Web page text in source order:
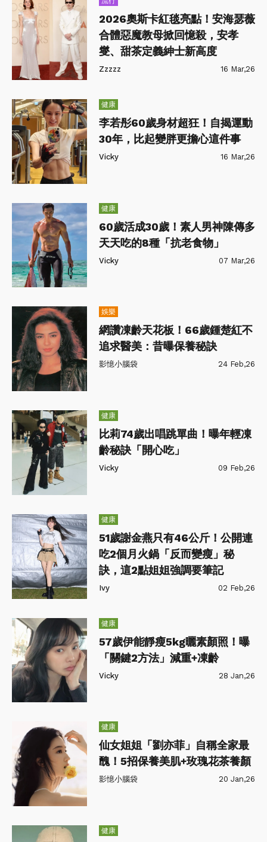
2026奧斯卡紅毯亮點！安海瑟薇
合體惡魔教母掀回憶殺，安孝
燮、甜茶定義紳士新高度
Zzzzz 16 Mar,26
健康
李若彤60歲身材超狂！自揭運動
30年，比起變胖更擔心這件事
Vicky 16 Mar,26
健康
60歲活成30歲！素人男神陳傳多
天天吃的8種「抗老食物」
Vicky 07 Mar,26
娛樂
網讚凍齡天花板！66歲鍾楚紅不
追求醫美：昔曝保養秘訣
影憶小腦袋 24 Feb,26
健康
比莉74歲出唱跳單曲！曝年輕凍
齡秘訣「開心吃」
Vicky 09 Feb,26
健康
51歲謝金燕只有46公斤！公開連
吃2個月火鍋「反而變瘦」秘
訣，這2點姐姐強調要筆記
Ivy 02 Feb,26
健康
57歲伊能靜瘦5kg曬素顏照！曝
「關鍵2方法」減重+凍齡
Vicky 28 Jan,26
健康
仙女姐姐「劉亦菲」自稱全家最
醜！5招保養美肌+玫瑰花茶養顏
影憶小腦袋 20 Jan,26
健康